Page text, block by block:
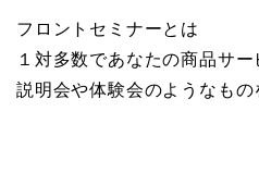
フロントセミナーとは
１対多数であなたの商品サー
説明会や体験会のようなもの